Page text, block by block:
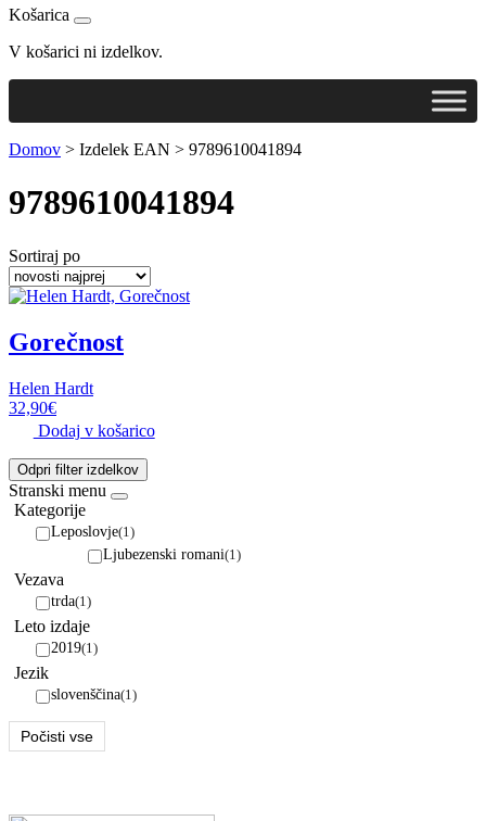
Košarica
V košarici ni izdelkov.
Domov > Izdelek EAN > 9789610041894
9789610041894
Sortiraj po
Gorečnost
Helen Hardt
32,90€
Dodaj v košarico
Odpri filter izdelkov
Stranski menu
Kategorije
Leposlovje(1)
Ljubezenski romani(1)
Vezava
trda(1)
Leto izdaje
2019(1)
Jezik
slovenščina(1)
Počisti vse